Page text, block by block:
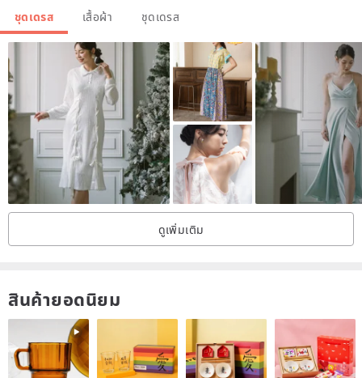
*With pockets on both sides
The estimated shipping date is as stated.
▽▽▽▽▽
A dress with a motif of a white rabbit strolling freely through a
meadow with small flowers blooming.
The loose, relaxed fit is also appealing.
▽▽▽▽▽
ชุดเดรส เสื้อผ้า ชุดเดรส
ดูเพิ่มเติม
สินค้ายอดนิยม